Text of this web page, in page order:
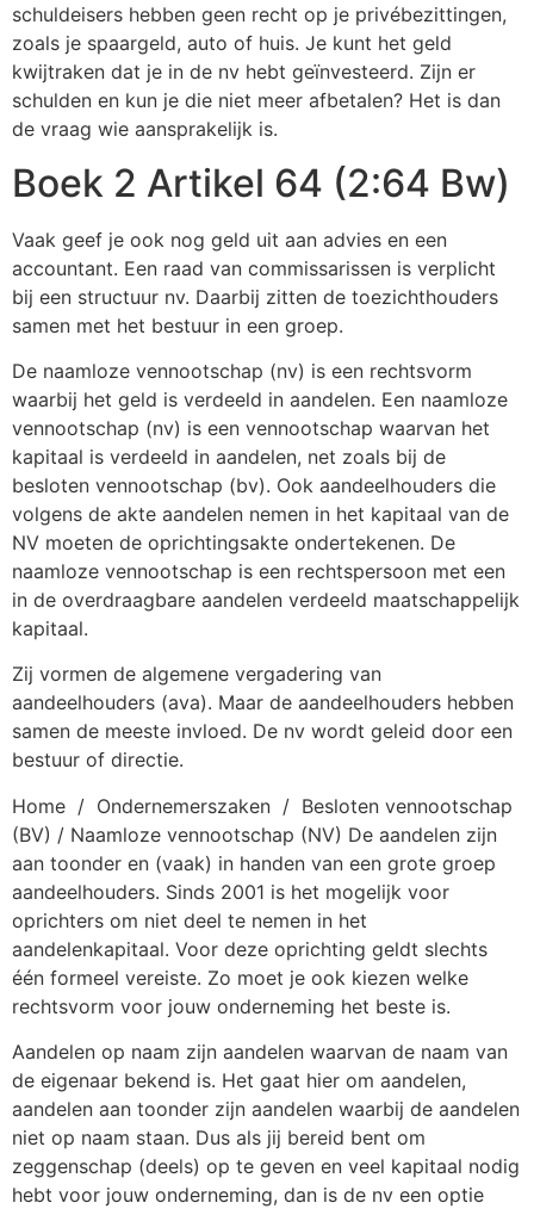
schuldeisers hebben geen recht op je privébezittingen,
zoals je spaargeld, auto of huis. Je kunt het geld
kwijtraken dat je in de nv hebt geïnvesteerd. Zijn er
schulden en kun je die niet meer afbetalen? Het is dan
de vraag wie aansprakelijk is.
Boek 2 Artikel 64 (2:64 Bw)
Vaak geef je ook nog geld uit aan advies en een
accountant. Een raad van commissarissen is verplicht
bij een structuur nv. Daarbij zitten de toezichthouders
samen met het bestuur in een groep.
De naamloze vennootschap (nv) is een rechtsvorm
waarbij het geld is verdeeld in aandelen. Een naamloze
vennootschap (nv) is een vennootschap waarvan het
kapitaal is verdeeld in aandelen, net zoals bij de
besloten vennootschap (bv). Ook aandeelhouders die
volgens de akte aandelen nemen in het kapitaal van de
NV moeten de oprichtingsakte ondertekenen. De
naamloze vennootschap is een rechtspersoon met een
in de overdraagbare aandelen verdeeld maatschappelijk
kapitaal.
Zij vormen de algemene vergadering van
aandeelhouders (ava). Maar de aandeelhouders hebben
samen de meeste invloed. De nv wordt geleid door een
bestuur of directie.
Home / Ondernemerszaken / Besloten vennootschap
(BV) / Naamloze vennootschap (NV) De aandelen zijn
aan toonder en (vaak) in handen van een grote groep
aandeelhouders. Sinds 2001 is het mogelijk voor
oprichters om niet deel te nemen in het
aandelenkapitaal. Voor deze oprichting geldt slechts
één formeel vereiste. Zo moet je ook kiezen welke
rechtsvorm voor jouw onderneming het beste is.
Aandelen op naam zijn aandelen waarvan de naam van
de eigenaar bekend is. Het gaat hier om aandelen,
aandelen aan toonder zijn aandelen waarbij de aandelen
niet op naam staan. Dus als jij bereid bent om
zeggenschap (deels) op te geven en veel kapitaal nodig
hebt voor jouw onderneming, dan is de nv een optie